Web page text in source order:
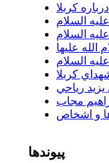
درباره كربلا
السلام
السلام
عليها
السلام
كربلا
رياحي
مجاب
و اشخاص
پیوندها